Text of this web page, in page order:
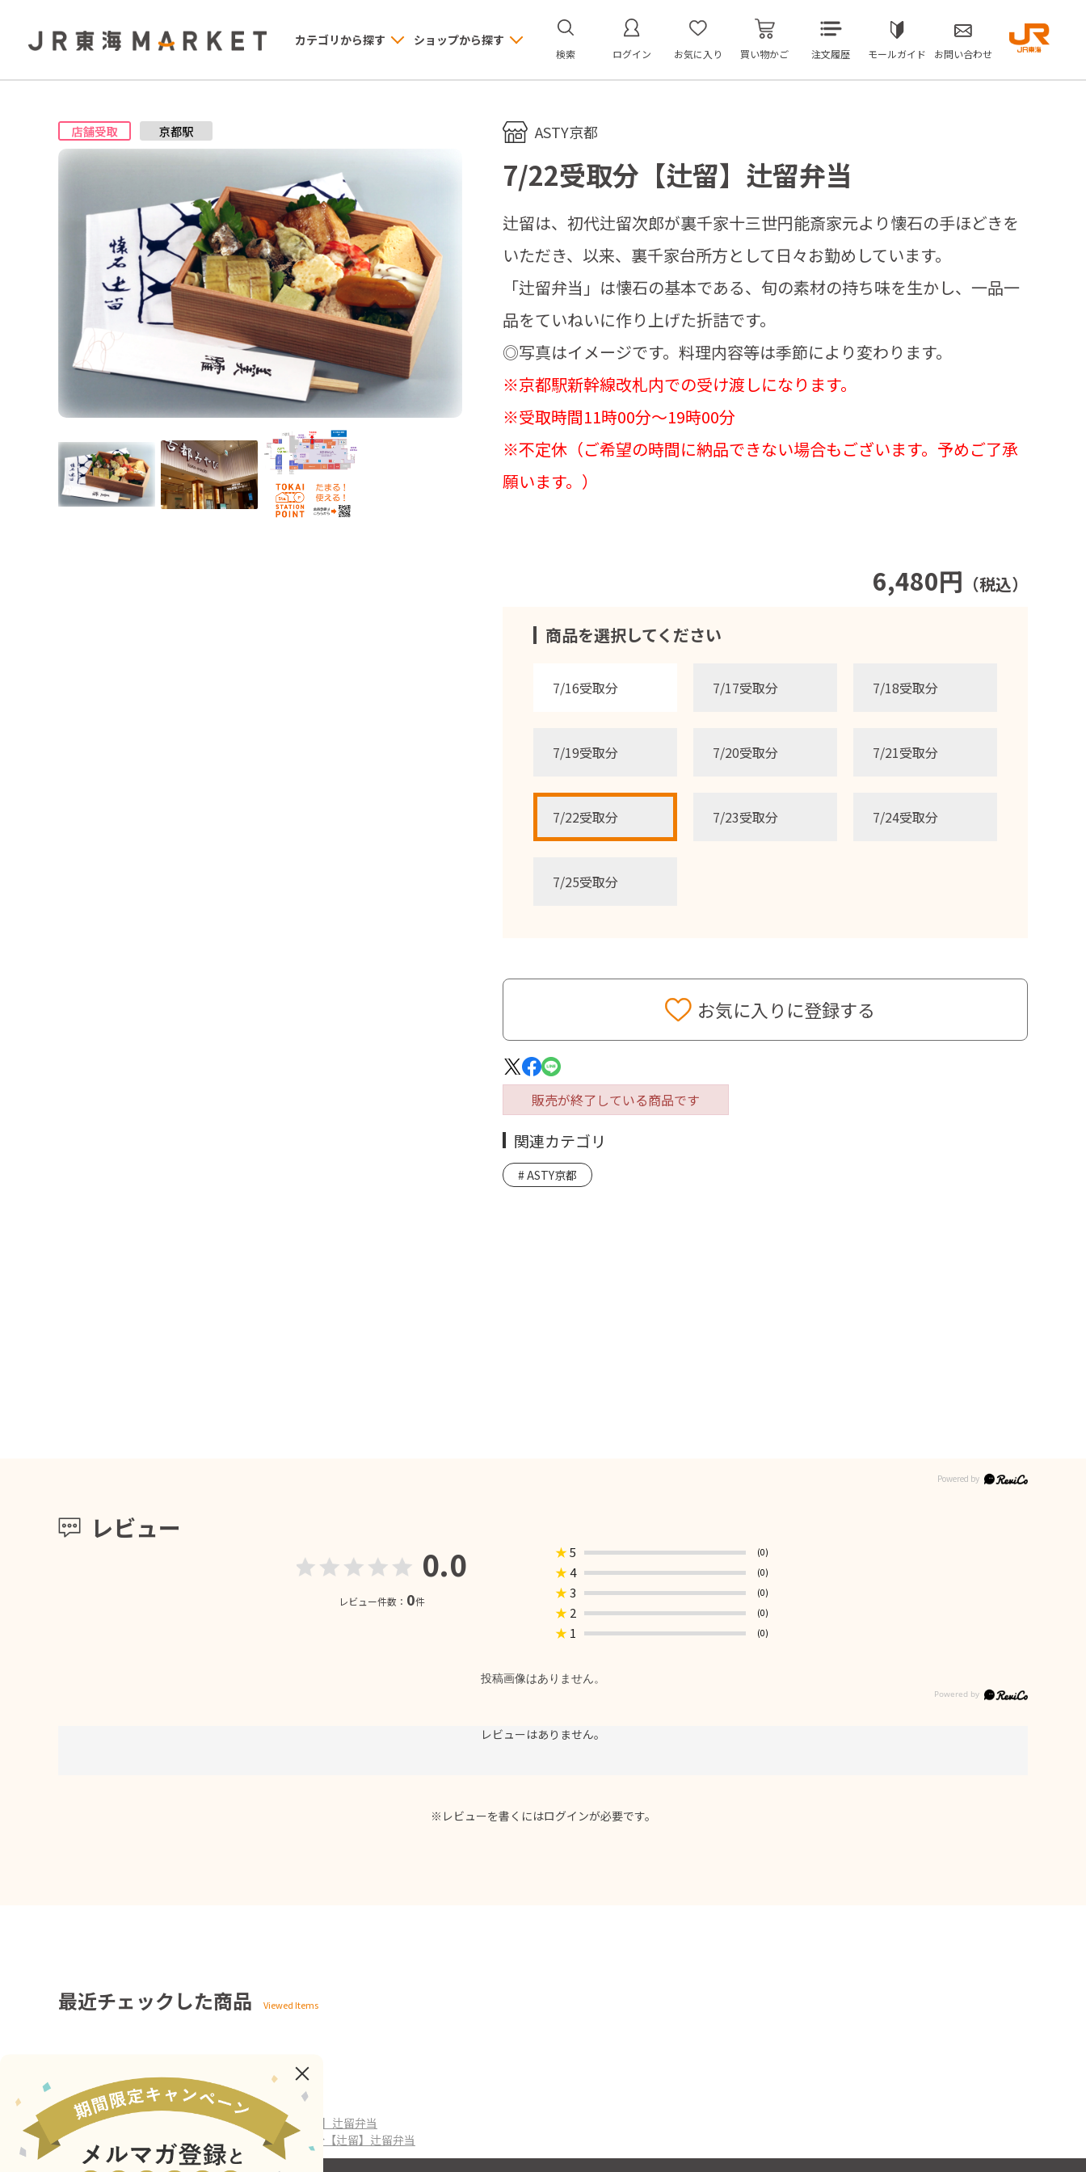
カテゴリから探す ショップから探す
検索 ログイン お気に入り 買い物かご 注文履歴 モールガイド お問い合わせ
ASTY京都
7/22受取分【辻留】辻留弁当
6,480円 （税込）
商品を選択してください
7/16受取分 7/17受取分 7/18受取分
7/19受取分 7/20受取分 7/21受取分
7/22受取分 7/23受取分 7/24受取分
7/25受取分
販売が終了している商品です
お気に入りに登録する
辻留は、初代辻留次郎が裏千家十三世円能斎家元より懐石の手ほどきを
いただき、以来、裏千家台所方として日々お勤めしています。
「辻留弁当」は懐石の基本である、旬の素材の持ち味を生かし、一品一
品をていねいに作り上げた折詰です。
◎写真はイメージです。料理内容等は季節により変わります。
※京都駅新幹線改札内での受け渡しになります。
※受取時間11時00分～19時00分
※不定休（ご希望の時間に納品できない場合もございます。予めご了承
願います。）
関連カテゴリ
ASTY京都
レビュー
0.0
レビュー件数： 0件
★5 (0)
★4 (0)
★3 (0)
★ 2 (0)
★ 1 (0)
投稿画像はありません。
レビューはありません。
※レビューを書くにはログインが必要です。
最近チェックした商品
ホーム >ASTY京都 > 7/22受取分【辻留】辻留弁当
ホーム >ASTY京都（全商品） >7/22受取分【辻留】辻留弁当
ホーム
ASTY京都（全商品） > >7/22受取分【辻留】辻留弁当